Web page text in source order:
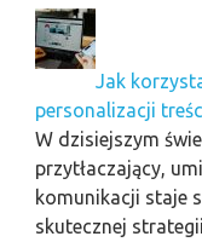
Jak
personalizacji
W dzisiejszym
przytłaczający,
komunikacji staje
skutecznej